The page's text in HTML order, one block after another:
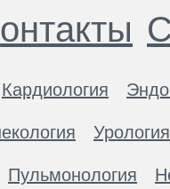
Кардиология
Урология
Пульмонология